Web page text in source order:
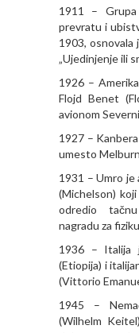
1911 –
prevratu i
1903, osnovala
„Ujedinjenje ili
1926 –
Flojd Benet
avionom
1927 –
umesto
1931 – Umro
(Michelson)
odredio
nagradu za
1936 – Italija
(Etiopija) i
(Vittorio
1945 –
(Wilhelm